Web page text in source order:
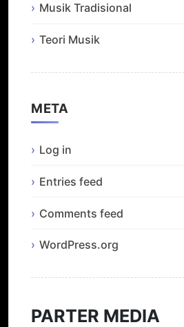
Musik Tradisional
Teori Musik
META
Log in
Entries feed
Comments feed
WordPress.org
PARTER MEDIA